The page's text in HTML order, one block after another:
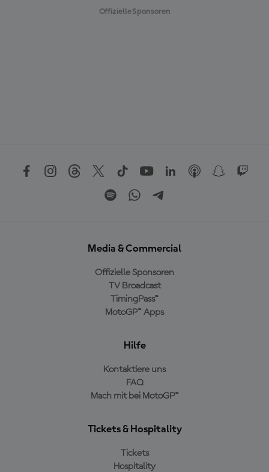
Offizielle Sponsoren
Media & Commercial
Offizielle Sponsoren
TV Broadcast
TimingPass™
MotoGP™ Apps
Hilfe
Kontaktiere uns
FAQ
Mach mit bei MotoGP™
Tickets & Hospitality
Tickets
Hospitality